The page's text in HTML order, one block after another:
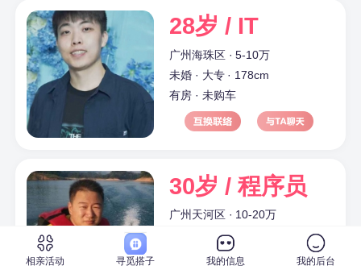
28岁 / IT
广州海珠区 · 5-10万
未婚 · 大专 · 178cm
有房 · 未购车
30岁 / 程序员
广州天河区 · 10-20万
未婚 · 本科 · 170cm
已购房（无贷款） · 已购车（中
相亲活动 寻觅搭子 我的信息 我的后台